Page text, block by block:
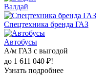
Валдай
Спецтехника бренда ГАЗ
Автобусы
А/м ГАЗ с выгодой
до 1 611 040 ₽!
Узнать подробнее